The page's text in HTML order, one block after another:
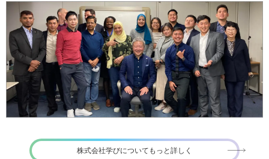
株式会社学びについてもっと詳しく